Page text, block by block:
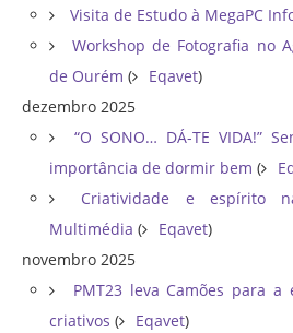
Visita de Estudo à MegaPC
Workshop de Fotografia no
de Ourém ( Eqavet)
dezembro 2025
“O SONO… DÁ-TE VIDA!”
importância de dormir bem (
Criatividade e espírito
Multimédia ( Eqavet)
novembro 2025
PMT23 leva Camões para
criativos ( Eqavet)